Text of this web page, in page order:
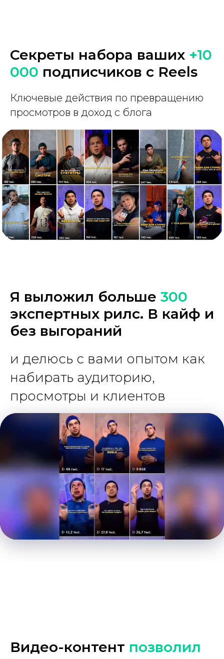
Секреты набора ваших +10
000 подписчиков с Reels
Ключевые действия по превращению
просмотров в доход с блога
Я выложил больше 300
экспертных рилс. В кайф и
без выгораний
и делюсь с вами опытом как
набирать аудиторию,
просмотры и клиентов
Видео-контент позволил